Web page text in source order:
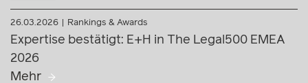
26.03.2026 Rankings & Awards
Expertise bestätigt: E+H in The Legal500 EMEA
2026
Mehr